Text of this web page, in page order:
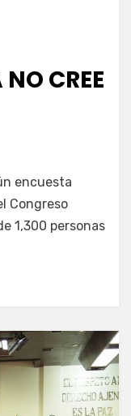
CREE
encuesta
Congreso
1,300 personas